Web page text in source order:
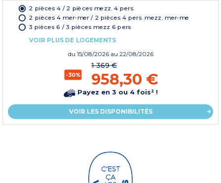
2 pièces 4 / 2 pièces mezz. 4 pers.
2 pièces 4 mer-mer / 2 pièces 4 pers. mezz. mer-me
3 pièces 6 / 3 pièces mezz 6 pers
VOIR PLUS DE LOGEMENTS
du 15/08/2026 au 22/08/2026
-30%
1 369 €
958,30 €
Payez en 3 ou 4 fois² !
VOIR LES DISPONIBILITÉS